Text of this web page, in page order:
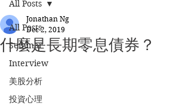
All Posts
Seminar
Interview
美股分析
投資心理
All Posts
什麼是長期零息債券？
Jonathan Ng
Dec 2, 2019